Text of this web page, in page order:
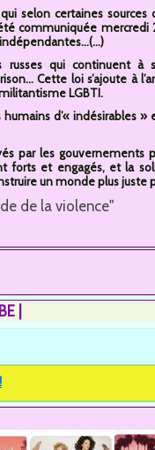
selon certaines
communiquée mercredi
qui continuent à
Cette loi s’ajoute à
LGBTI.
d’« indésirables »
par les gouvernements
forts et engagés, et la
un monde plus juste
de la violence"